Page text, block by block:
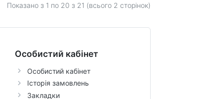
Показано з 1 по 20 з 21 (всього 2 сторінок)
Особистий кабінет
Особистий кабінет
Історія замовлень
Закладки